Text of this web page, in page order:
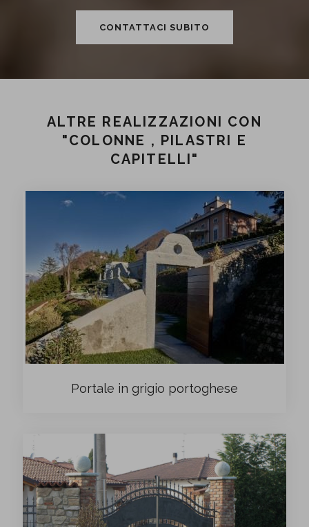
CONTATTACI SUBITO
ALTRE REALIZZAZIONI CON
"COLONNE , PILASTRI E
CAPITELLI"
Portale in grigio portoghese